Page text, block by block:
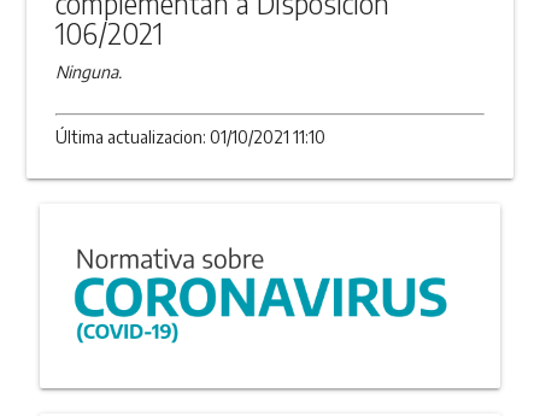
106/2021
Ninguna.
Última actualizacion: 01/10/2021 11:10